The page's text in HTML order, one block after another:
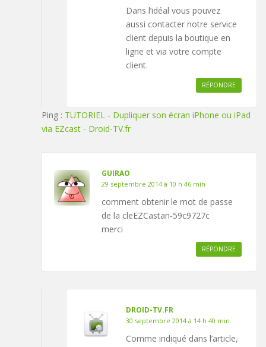
Dans l’idéal vous pouvez
aussi contacter notre service
client depuis la boutique en
ligne et via votre compte
client.
RÉPONDRE
Ping : TUTORIEL - Dupliquer son écran iPhone ou iPad
via EZcast - Droid-TV.fr
GUIRAO
29 septembre 2014 à 10 h 46 min
comment obtenir le mot de passe
de la cleEZCastan-59c9727c
merci
RÉPONDRE
DROID-TV.FR
30 septembre 2014 à 14 h 40 min
Comme indiqué dans l’article,